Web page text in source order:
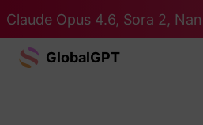
Claude Opus 4.6, Sora 2,
GlobalGPT